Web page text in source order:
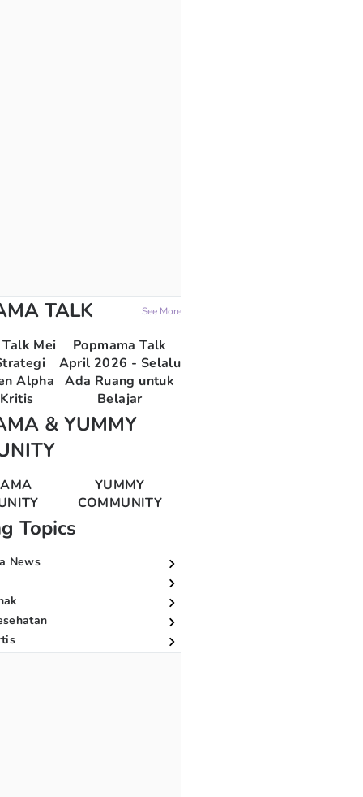
TALK See More
Mei
Alpha
Popmama Talk
April 2026 - Selalu
Ada Ruang untuk
Belajar
& YUMMY
YUMMY
COMMUNITY
Topics
News